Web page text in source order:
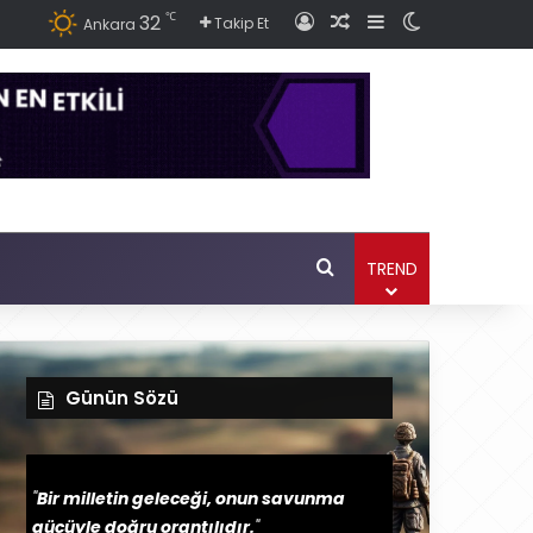
Ankara 32 ℃ Takip Et Giriş Rastgele Haber
Kenar Bölmesi
Ara TREND
Günün Sözü
"Bir milletin geleceği, onun savunma
gücüyle doğru orantılıdır."